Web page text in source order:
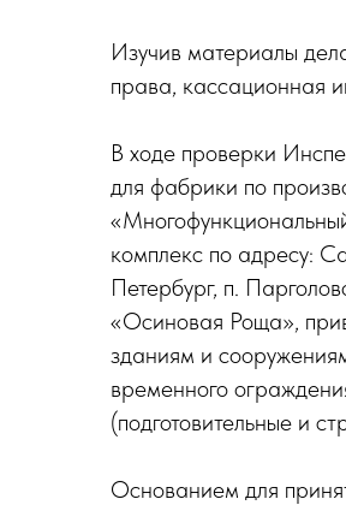
Изучив материалы
права, кассационная
В ходе проверки
для фабрики по
комплекс по адресу:
Петербург, п.
«Осиновая Роща»,
зданиям и
временного
(подготовительные и
Основанием для